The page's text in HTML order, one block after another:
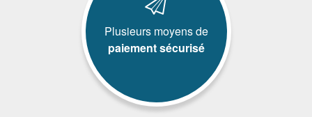
Plusieurs moyens de
paiement sécurisé